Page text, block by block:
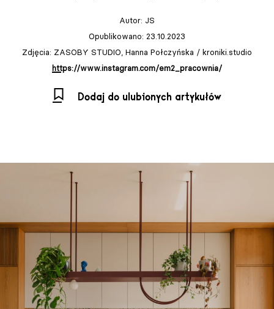
Autor: JS
Opublikowano: 23.10.2023
Zdjęcia: ZASOBY STUDIO, Hanna Połczyńska / kroniki.studio
https://www.instagram.com/em2_pracownia/
Dodaj do ulubionych artykułów